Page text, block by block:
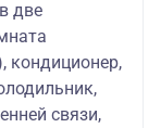
две
кондиционер,
связи,